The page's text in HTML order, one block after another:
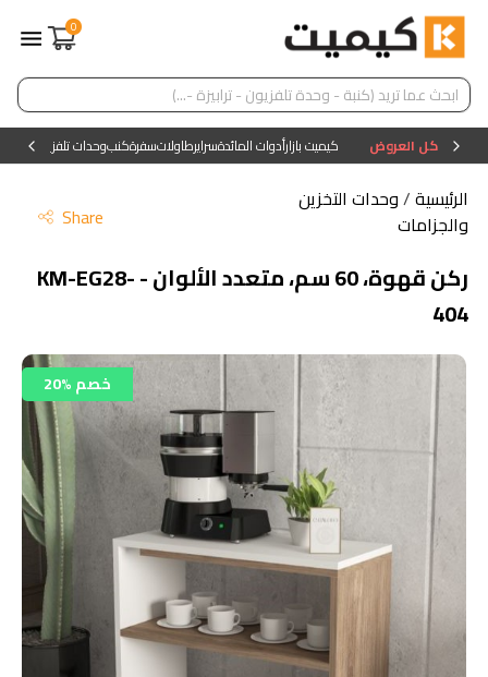
0
كل العروض كيميت بازارأدوات المائدةسرايرطاولاتسفرةكنبوحدات تلفزيون
الرئيسية/وحدات التخزين
والجزامات
Share
ركن قهوة، 60 سم، متعدد الألوان - KM-EG28-
404
20% خصم